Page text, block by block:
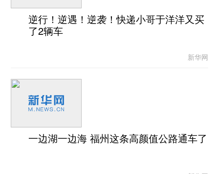
逆行！逆遇！逆袭！快递小哥于洋洋又买
了2辆车
新华网
一边湖一边海 福州这条高颜值公路通车了